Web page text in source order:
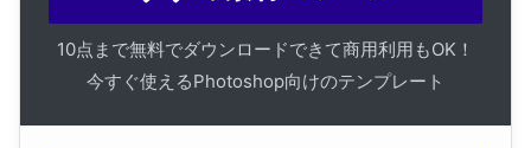
10点まで無料でダウンロードできて商用利用もOK！
今すぐ使えるPhotoshop向けのテンプレート